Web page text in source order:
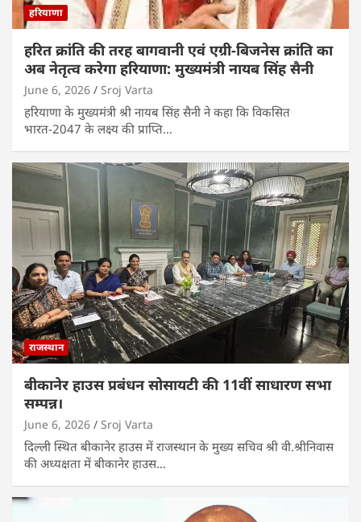
हरियाणा
हरित क्रांति की तरह बागवानी एवं एग्री-बिजनेस क्रांति का
अब नेतृत्व करेगा हरियाणा: मुख्यमंत्री नायब सिंह सैनी
June 6, 2026 Sroj Varta
हरियाणा के मुख्यमंत्री श्री नायब सिंह सैनी ने कहा कि विकसित
भारत-2047 के लक्ष्य की प्राप्ति…
राजस्थान
बीकानेर हाउस प्रबंधन सोसायटी की 11वीं साधारण सभा
सम्पन्न।
June 6, 2026 Sroj Varta
दिल्ली स्थित बीकानेर हाउस में राजस्थान के मुख्य सचिव श्री वी.श्रीनिवास
की अध्यक्षता में बीकानेर हाउस…